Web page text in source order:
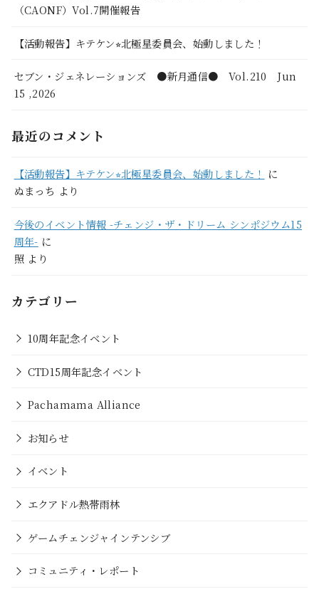
（CAONF）Vol.7開催報告
【活動報告】キテケン⭐︎北極星委員会、始動しました！
セブン・ジェネレーションズ ●新月通信● Vol.210 Jun
15 ,2026
最近のコメント
【活動報告】キテケン⭐︎北極星委員会、始動しました！
に
ぬまっち より
今後のイベント情報 -チェンジ・ザ・ドリーム シンポジウム15
周年- に
照 より
カテゴリー
10周年記念イベント
CTD15周年記念イベント
Pachamama Alliance
お知らせ
イベント
エクアドル熱帯雨林
ゲームチェンジャインテンシブ
コミュニティ・レポート